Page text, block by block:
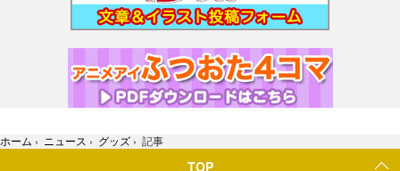
ホーム › ニュース › グッズ › 記事
TOP